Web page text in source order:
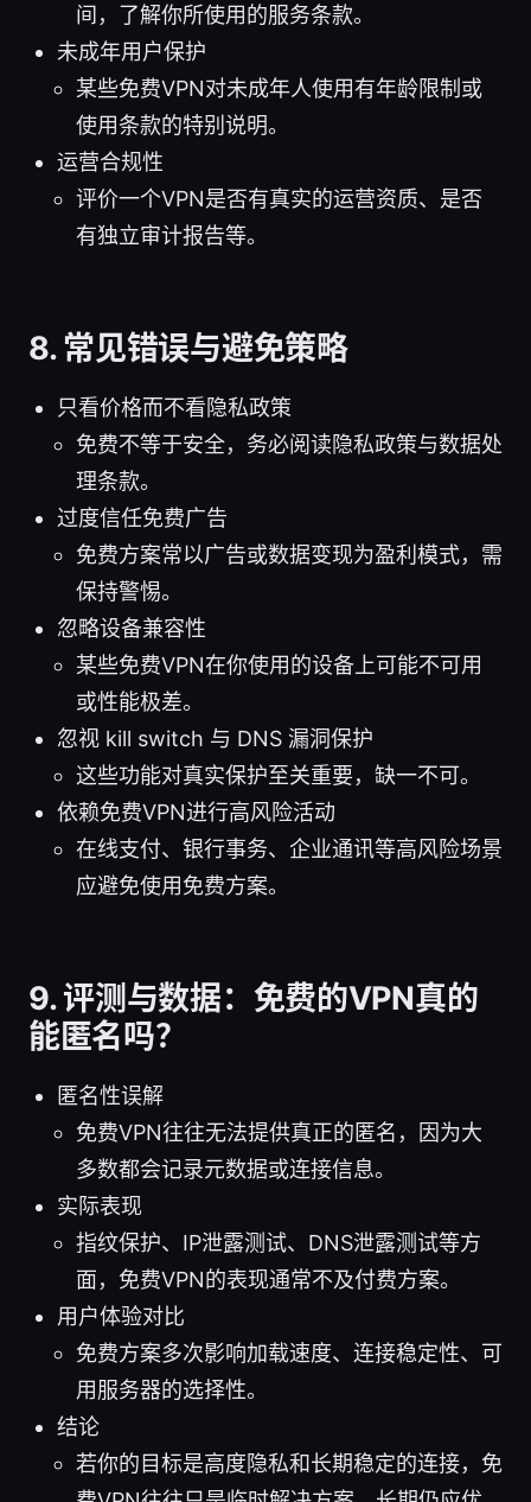
间，了解你所使用的服务条款。
未成年用户保护
某些免费VPN对未成年人使用有年龄限制或
使用条款的特别说明。
运营合规性
评价一个VPN是否有真实的运营资质、是否
有独立审计报告等。
8. 常见错误与避免策略
只看价格而不看隐私政策
免费不等于安全，务必阅读隐私政策与数据处
理条款。
过度信任免费广告
免费方案常以广告或数据变现为盈利模式，需
保持警惕。
忽略设备兼容性
某些免费VPN在你使用的设备上可能不可用
或性能极差。
忽视 kill switch 与 DNS 漏洞保护
这些功能对真实保护至关重要，缺一不可。
依赖免费VPN进行高风险活动
在线支付、银行事务、企业通讯等高风险场景
应避免使用免费方案。
9. 评测与数据：免费的VPN真的
能匿名吗？
匿名性误解
免费VPN往往无法提供真正的匿名，因为大
多数都会记录元数据或连接信息。
实际表现
指纹保护、IP泄露测试、DNS泄露测试等方
面，免费VPN的表现通常不及付费方案。
用户体验对比
免费方案多次影响加载速度、连接稳定性、可
用服务器的选择性。
结论
若你的目标是高度隐私和长期稳定的连接，免